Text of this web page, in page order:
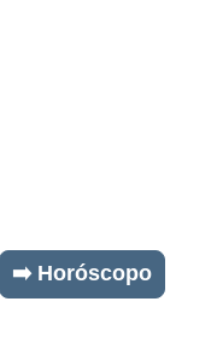
➡️ Horóscopo